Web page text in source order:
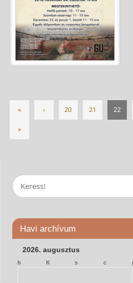
« ‹ 20 21 22
»
Havi archívum
2026. augusztus
h K s c